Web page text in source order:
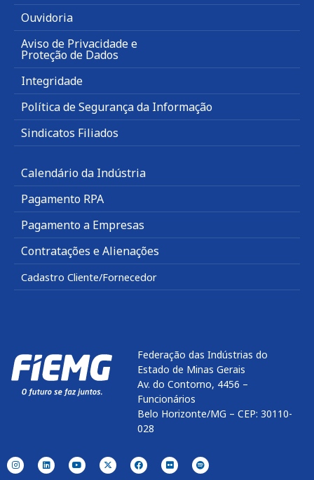
Ouvidoria
Aviso de Privacidade e
Proteção de Dados
Integridade
Política de Segurança da Informação
Sindicatos Filiados
Calendário da Indústria
Pagamento RPA
Pagamento a Empresas
Contratações e Alienações
Cadastro Cliente/Fornecedor
Federação das Indústrias do
Estado de Minas Gerais
Av. do Contorno, 4456 –
Funcionários
Belo Horizonte/MG – CEP: 30110-
028